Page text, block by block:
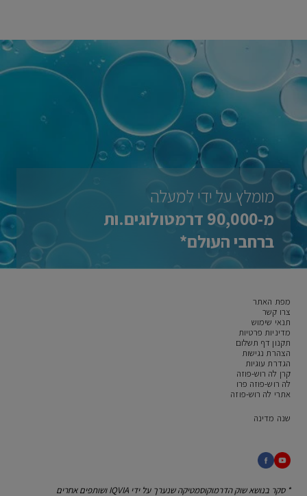
מומלץ על ידי למעלה
מ-90,000 דרמטולוגים.ות
ברחבי העולם*
מפת האתר
צרו קשר
תנאי שימוש
מדיניות פרטיות
תקנון דף תשלום
הצהרת נגישות
הגדרת עוגיות
קרן לה רוש-פוזה
לה רוש-פוזה פרו
אתרי לה רוש-פוזה
שנה מדינה
* סקר בנושא שוק הדרמוקוסמטיקה שנערך על ידי IQVIA
ושותפים אחרים